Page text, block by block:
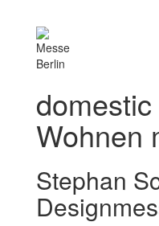
Messe
Berlin
domestic
Wohnen
Stephan